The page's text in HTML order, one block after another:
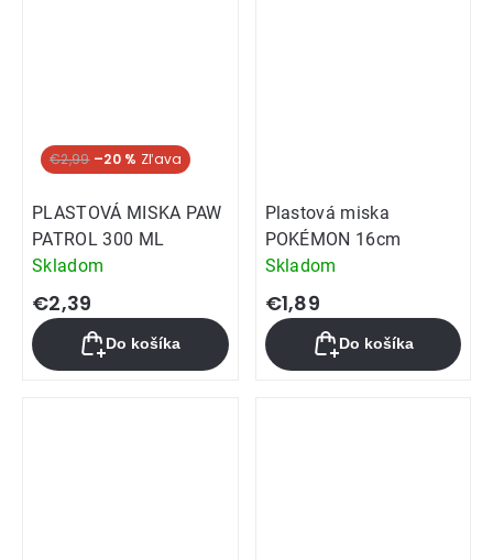
€2,99 –20 %
PLASTOVÁ MISKA PAW
PATROL 300 ML
Skladom
€2,39
Do košíka
Plastová miska
POKÉMON 16cm
Skladom
€1,89
Do košíka